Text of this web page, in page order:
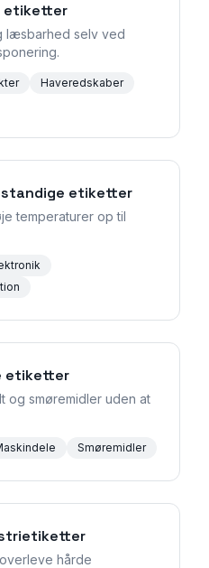
etiketter
læsbarhed selv ved
Haveredskaber
etiketter
temperaturer op til
etiketter
og smøremidler uden at
Smøremidler
hårde